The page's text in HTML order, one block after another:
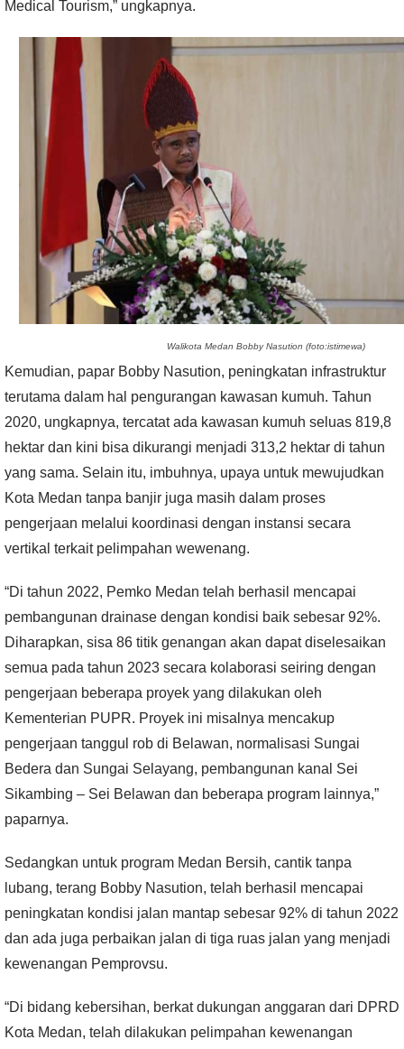
Medical Tourism,” ungkapnya.
Walikota Medan Bobby Nasution (foto:istimewa)
Kemudian, papar Bobby Nasution, peningkatan infrastruktur
terutama dalam hal pengurangan kawasan kumuh. Tahun
2020, ungkapnya, tercatat ada kawasan kumuh seluas 819,8
hektar dan kini bisa dikurangi menjadi 313,2 hektar di tahun
yang sama. Selain itu, imbuhnya, upaya untuk mewujudkan
Kota Medan tanpa banjir juga masih dalam proses
pengerjaan melalui koordinasi dengan instansi secara
vertikal terkait pelimpahan wewenang.
“Di tahun 2022, Pemko Medan telah berhasil mencapai
pembangunan drainase dengan kondisi baik sebesar 92%.
Diharapkan, sisa 86 titik genangan akan dapat diselesaikan
semua pada tahun 2023 secara kolaborasi seiring dengan
pengerjaan beberapa proyek yang dilakukan oleh
Kementerian PUPR. Proyek ini misalnya mencakup
pengerjaan tanggul rob di Belawan, normalisasi Sungai
Bedera dan Sungai Selayang, pembangunan kanal Sei
Sikambing – Sei Belawan dan beberapa program lainnya,”
paparnya.
Sedangkan untuk program Medan Bersih, cantik tanpa
lubang, terang Bobby Nasution, telah berhasil mencapai
peningkatan kondisi jalan mantap sebesar 92% di tahun 2022
dan ada juga perbaikan jalan di tiga ruas jalan yang menjadi
kewenangan Pemprovsu.
“Di bidang kebersihan, berkat dukungan anggaran dari DPRD
Kota Medan, telah dilakukan pelimpahan kewenangan